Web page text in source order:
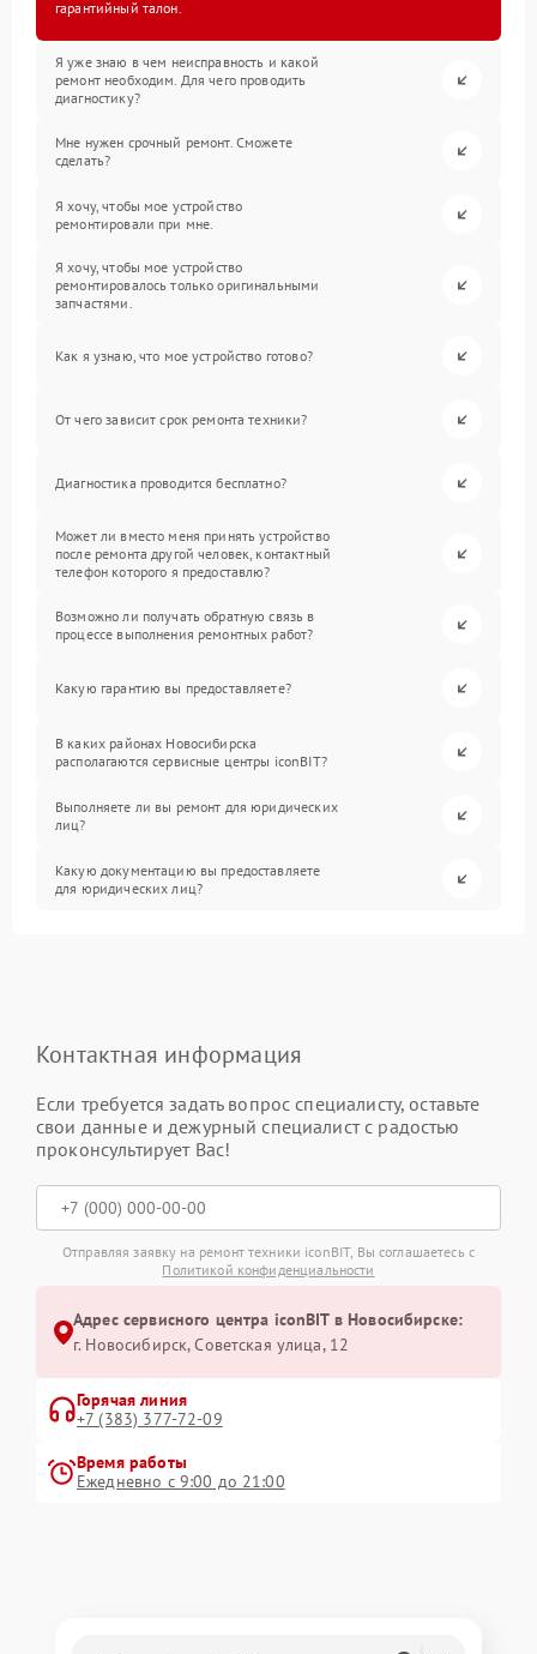
гарантийный талон.
Я уже знаю в чем неисправность и какой
ремонт необходим. Для чего проводить
диагностику?
Мне нужен срочный ремонт. Сможете
сделать?
Я хочу, чтобы мое устройство
ремонтировали при мне.
Я хочу, чтобы мое устройство
ремонтировалось только оригинальными
запчастями.
Как я узнаю, что мое устройство готово?
От чего зависит срок ремонта техники?
Диагностика проводится бесплатно?
Может ли вместо меня принять устройство
после ремонта другой человек, контактный
телефон которого я предоставлю?
Возможно ли получать обратную связь в
процессе выполнения ремонтных работ?
Какую гарантию вы предоставляете?
В каких районах Новосибирска
располагаются сервисные центры iconBIT?
Выполняете ли вы ремонт для юридических
лиц?
Какую документацию вы предоставляете
для юридических лиц?
Контактная информация
Если требуется задать вопрос специалисту, оставьте
свои данные и дежурный специалист с радостью
проконсультирует Вас!
Отправляя заявку на ремонт техники iconBIT, Вы соглашаетесь с
Политикой конфиденциальности
Адрес сервисного центра iconBIT в Новосибирске:
г. Новосибирск, Советская улица, 12
Горячая линия
+7 (383) 377-72-09
Время работы
Ежедневно с 9:00 до 21:00